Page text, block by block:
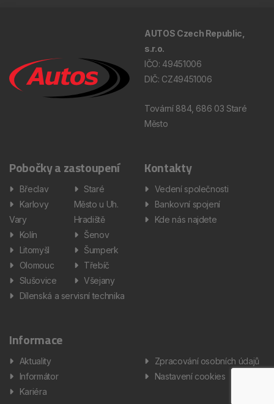
AUTOS Czech Republic,
s.r.o.
IČO: 49451006
DIČ: CZ49451006
Tovární 884, 686 03 Staré
Město
Pobočky a zastoupení
Břeclav
Karlovy
Vary
Kolín
Litomyšl
Olomouc
Slušovice
Staré
Město u Uh.
Hradiště
Šenov
Šumperk
Třebíč
Všejany
Dílenská a servisní technika
Kontakty
Vedení společnosti
Bankovní spojení
Kde nás najdete
Informace
Aktuality
Informátor
Kariéra
Zpracování osobních údajů
Nastavení cookies